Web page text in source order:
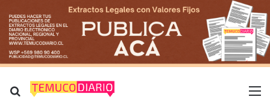
Buscar por